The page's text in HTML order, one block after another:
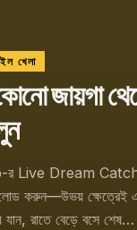
খেলা
র Live Dream Catcher
করুন—উভয় ক্ষেত্রেই
যান, রাতে বেড়ে বসে শেষ…